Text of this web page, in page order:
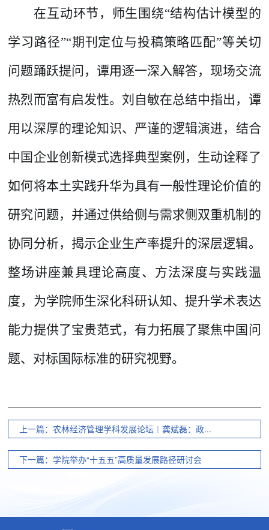
在互动环节，师生围绕“结构估计模型的
学习路径”“期刊定位与投稿策略匹配”等关切
问题踊跃提问，谭用逐一深入解答，现场交流
热烈而富有启发性。刘自敏在总结中指出，谭
用以深厚的理论知识、严谨的逻辑演进， 结合
中国企业创新模式选择典型案例，生动诠释了
如何将本土实践升华为具有一般性理论价值的
研究问题，并通过供给侧与需求侧双重机制的
协同分析，揭示企业生产率提升的深层逻辑。
整场讲座兼具理论高度、方法深度与实践温
度，为学院师生深化科研认知、提升学术表达
能力提供了宝贵范式，有力拓展了聚焦中国问
题、对标国际标准的研究视野。
上一篇：农林经济管理学科发展论坛︱龚斌磊：政...
下一篇：学院举办“十五五”高质量发展路径研讨会